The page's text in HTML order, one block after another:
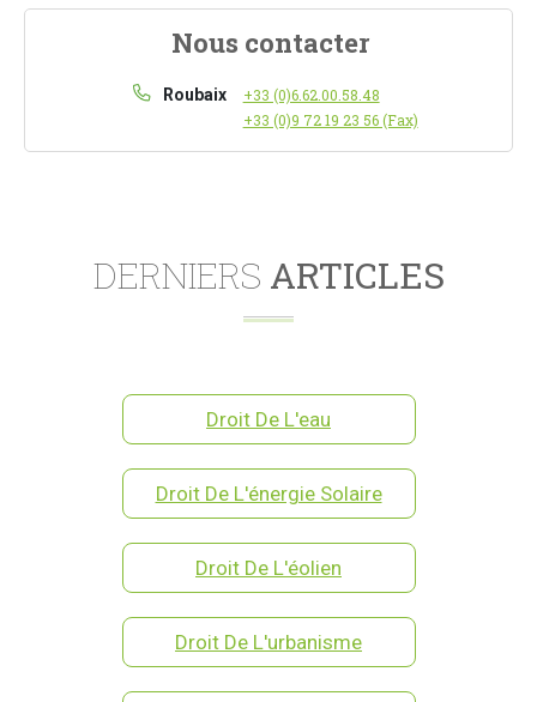
Nous contacter
Roubaix
+33 (0)6.62.00.58.48
+33 (0)9 72 19 23 56 (Fax)
DERNIERS ARTICLES
Droit De L'eau
Droit De L'énergie Solaire
Droit De L'éolien
Droit De L'urbanisme